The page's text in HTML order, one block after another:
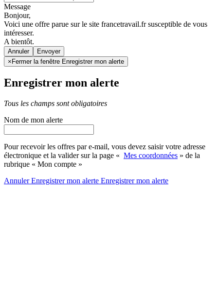
Message
Bonjour,
Voici une offre parue sur le site francetravail.fr susceptible de vous
intéresser.
A bientôt.
Annuler
× Fermer la fenêtre Enregistrer mon alerte
Enregistrer mon alerte
Tous les champs sont obligatoires
Nom de mon alerte
Pour recevoir les offres par e-mail, vous devez saisir votre adresse
électronique et la valider sur la page « Mes coordonnées » de la
rubrique « Mon compte »
AnnulerEnregistrer mon alerte Enregistrermon alerte